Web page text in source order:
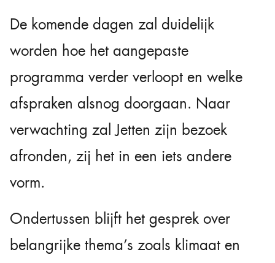
De komende dagen zal duidelijk
worden hoe het aangepaste
programma verder verloopt en welke
afspraken alsnog doorgaan. Naar
verwachting zal Jetten zijn bezoek
afronden, zij het in een iets andere
vorm.
Ondertussen blijft het gesprek over
belangrijke thema’s zoals klimaat en